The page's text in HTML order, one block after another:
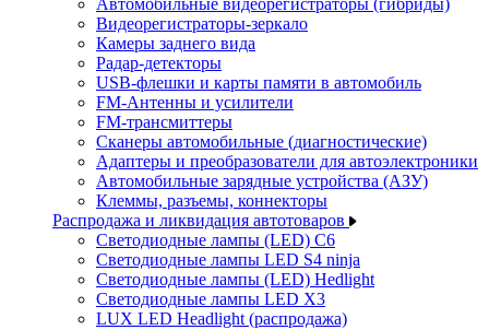
Автомобильные видеорегистраторы (гибриды)
Видеорегистраторы-зеркало
Камеры заднего вида
Радар-детекторы
USB-флешки и карты памяти в автомобиль
FM-Антенны и усилители
FM-трансмиттеры
Сканеры автомобильные (диагностические)
Адаптеры и преобразователи для автоэлектроники
Автомобильные зарядные устройства (АЗУ)
Клеммы, разъемы, коннекторы
Распродажа и ликвидация автотоваров
Светодиодные лампы (LED) C6
Светодиодные лампы LED S4 ninja
Светодиодные лампы (LED) Hedlight
Светодиодные лампы LED X3
LUX LED Headlight (распродажа)